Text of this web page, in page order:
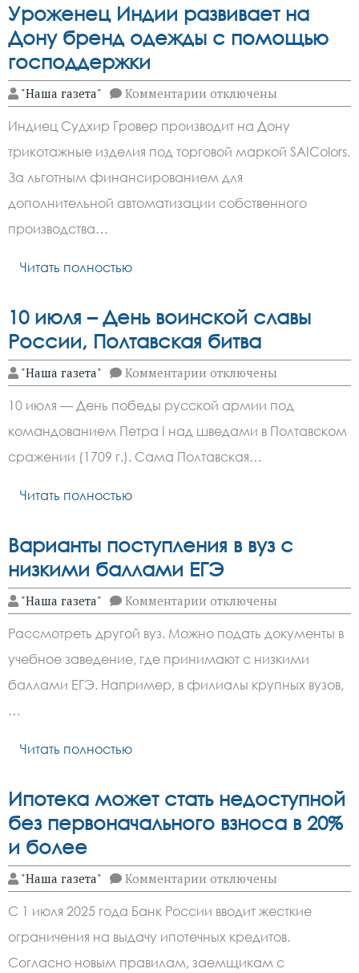
предпринимателей
Уроженец Индии развивает на
Дону бренд одежды с помощью
господдержки
"Наша газета" Комментарии к
записи
Уроженец
Индии
развивает
на
Дону
бренд
одежды
отключены
Индиец Судхир Гровер производит на Дону
трикотажные изделия под торговой маркой SAIColors.
За льготным финансированием для
дополнительной автоматизации собственного
производства…
Читать полностью
10 июля – День воинской славы
России, Полтавская битва
"Наша газета" Комментарии к
записи
10
июля
–
День
воинской
славы
отключены
10 июля — День победы русской армии под
командованием Петра I над шведами в Полтавском
сражении (1709 г.). Сама Полтавская…
Читать полностью
Варианты поступления в вуз с
низкими баллами ЕГЭ
"Наша газета" Комментарии к
записи
поступления
в
вуз
с
низкими
отключены
Рассмотреть другой вуз. Можно подать документы в
учебное заведение, где принимают с низкими
баллами ЕГЭ. Например, в филиалы крупных вузов,
…
Читать полностью
Ипотека может стать недоступной
без первоначального взноса в 20%
и более
"Наша газета" Комментарии к
записи
может
стать
недоступной
без
отключены
С 1 июля 2025 года Банк России вводит жесткие
ограничения на выдачу ипотечных кредитов.
Согласно новым правилам, заемщикам с